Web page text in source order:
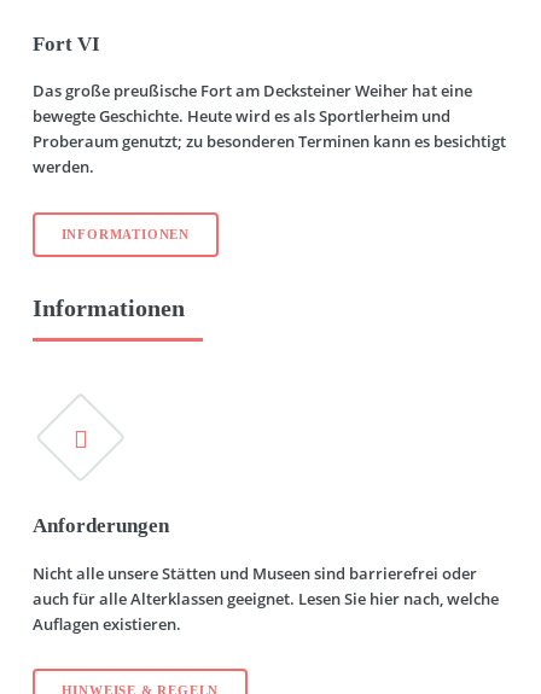
Fort VI
Das große preußische Fort am Decksteiner Weiher hat eine
bewegte Geschichte. Heute wird es als Sportlerheim und
Proberaum genutzt; zu besonderen Terminen kann es besichtigt
werden.
INFORMATIONEN
Informationen
Anforderungen
Nicht alle unsere Stätten und Museen sind barrierefrei oder
auch für alle Alterklassen geeignet. Lesen Sie hier nach, welche
Auflagen existieren.
HINWEISE & REGELN